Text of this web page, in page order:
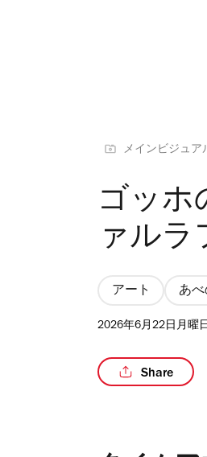
メインビジュア
ゴッホ
ァルラ
アート あ
2026年6月22日月曜
Share